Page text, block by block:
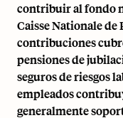
contribuir al fondo
Caisse Nationale de
contribuciones
pensiones de
seguros de riesgos
empleados
generalmente